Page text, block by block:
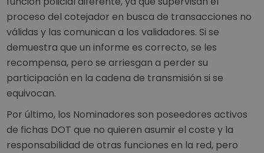
proceso del cotejador en busca de transacciones no
válidas y las comunican a los validadores. Si se
demuestra que un informe es correcto, se les
recompensa, pero se arriesgan a perder su
participación en la cadena de transmisión si se
equivocan.
Por último, los Nominadores son poseedores activos
de fichas DOT que no quieren asumir el coste y la
responsabilidad de otras funciones en la red, pero